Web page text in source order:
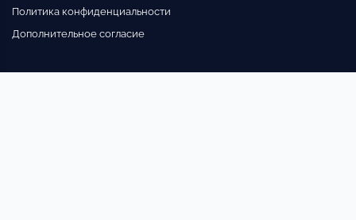
Политика конфиденциальности
Дополнительное согласие